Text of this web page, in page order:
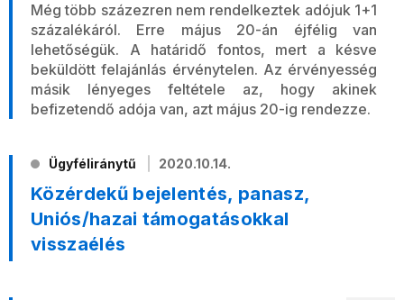
Még több százezren nem rendelkeztek adójuk 1+1
százalékáról. Erre május 20-án éjfélig van
lehetőségük. A határidő fontos, mert a késve
beküldött felajánlás érvénytelen. Az érvényesség
másik lényeges feltétele az, hogy akinek
befizetendő adója van, azt május 20-ig rendezze.
Ügyféliránytű 2020.10.14.
Közérdekű bejelentés, panasz,
Uniós/hazai támogatásokkal
visszaélés